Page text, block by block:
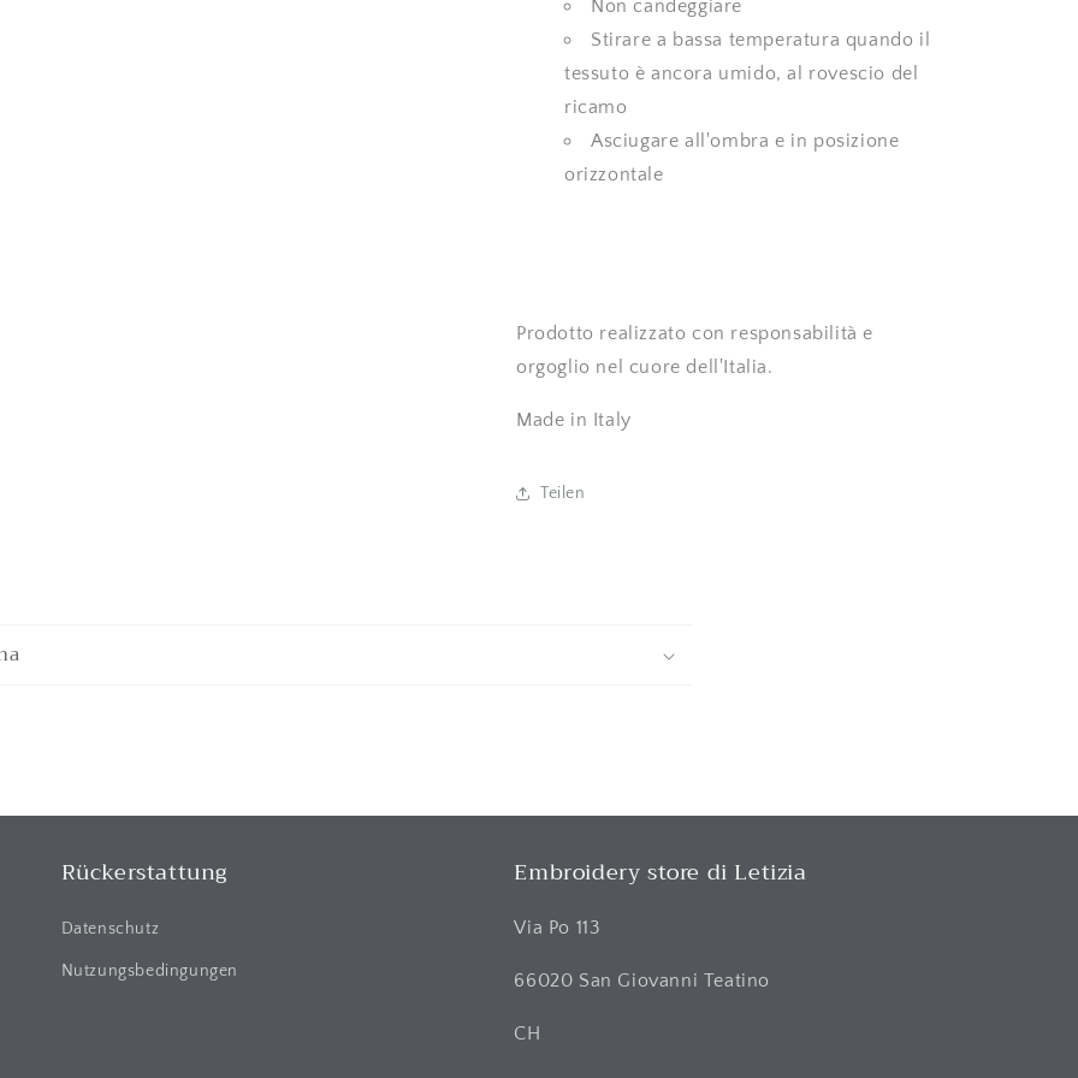
Non candeggiare
Stirare a bassa temperatura quando il
tessuto è ancora umido, al rovescio del
ricamo
Asciugare all'ombra e in posizione
orizzontale
Prodotto realizzato con responsabilità e
orgoglio nel cuore dell'Italia.
Made in Italy
Teilen
Rückerstattung
Datenschutz
Nutzungsbedingungen
Embroidery store di Letizia
Via Po 113
66020 San Giovanni Teatino
CH